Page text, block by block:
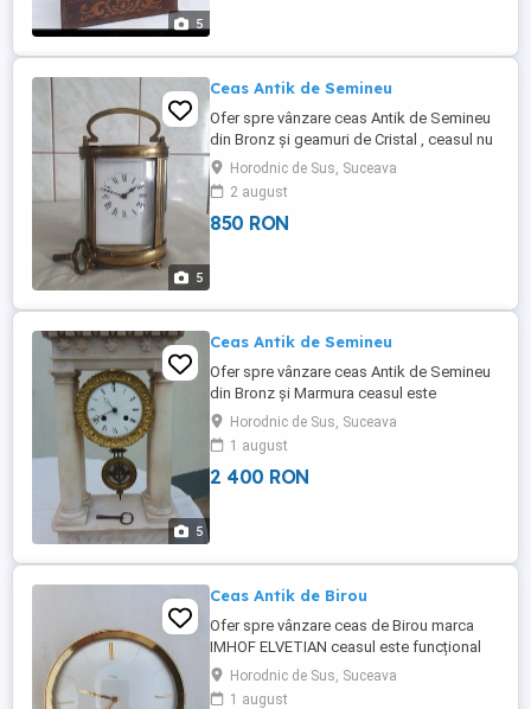
5
5
Ceas Antik de Semineu
Ofer spre vânzare ceas Antik de Semineu
din Bronz și geamuri de Cristal , ceasul nu
este funcțional necesita verificare.
H.16.cm.cu tot cu miner. Transportul se
achita de cumpărător. Mai multe detalii la
tel.
Horodnic de Sus, Suceava
2 august
850 RON
5
Ceas Antik de Semineu
Ofer spre vânzare ceas Antik de Semineu
din Bronz și Marmura ceasul este
funcțional suna o data la jumătate iar la fix
de cite ori este ora. H.48.cm.L.25.cm.
Predarea se face personal sau prin Fan
Curier cu plata unui avans de catre
Horodnic de Sus, Suceava
1 august
2 400 RON
Ceas Antik de Birou
Ofer spre vânzare ceas de Birou marca
IMHOF ELVETIAN ceasul este funcțional
insotit de Calendar. Transportul se achita
de cumpărător. Mai multe detalii la tel.
Horodnic de Sus, Suceava
1 august